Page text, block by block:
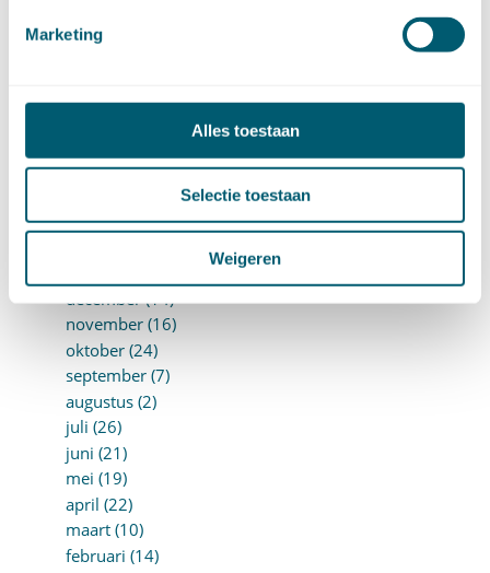
Marketing
Alles toestaan
Selectie toestaan
Weigeren
oktober (13)
september (8)
juli (10)
mei (14)
februari (14)
►
2018 (205)
december (14)
november (16)
oktober (24)
september (7)
augustus (2)
juli (26)
juni (21)
mei (19)
april (22)
maart (10)
februari (14)